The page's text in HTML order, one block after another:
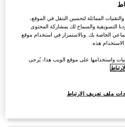
فراشة بجسر أنف منخفض
باللون الذهبي
المماثلة لتحسين التنقل في الموقع،
التسويقية والسماح لك بمشاركة المحتوى
الخاصة بك. وبالاستمرار في استخدام موقع
هذه.
واستخدامها على موقع الويب هذا، يُرجى
ملف تعريف الارتباط